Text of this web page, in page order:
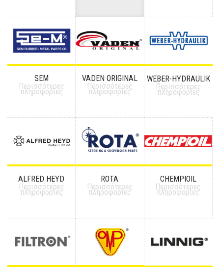
SEM
Περισσότερες
πληροφορίες
VADEN ORIGINAL
Περισσότερες
πληροφορίες
WEBER-HYDRAULIK
Περισσότερες
πληροφορίες
ALFRED HEYD
Περισσότερες
πληροφορίες
ROTA
Περισσότερες
πληροφορίες
CHEMPIOIL
Περισσότερες
πληροφορίες